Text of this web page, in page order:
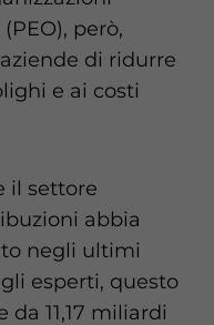
però,
di ridurre
e ai costi
il settore
abbia
negli ultimi
esperti, questo
11,17 miliardi